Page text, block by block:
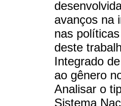
avanços na
nas
deste
Integrado
ao gênero
Analisar o
Sistema